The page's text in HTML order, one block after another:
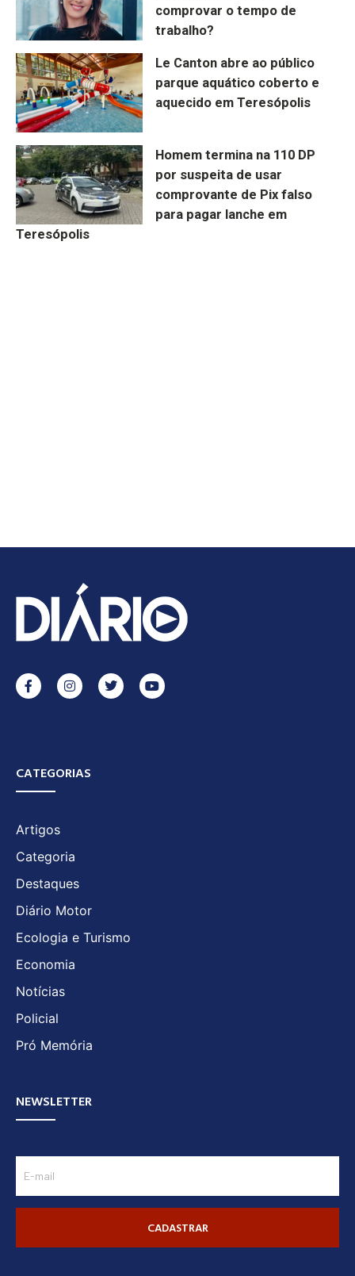
comprovar o tempo de
trabalho?
Le Canton abre ao público
parque aquático coberto e
aquecido em Teresópolis
Homem termina na 110 DP
por suspeita de usar
comprovante de Pix falso
para pagar lanche em
Teresópolis
CATEGORIAS
Artigos
Categoria
Destaques
Diário Motor
Ecologia e Turismo
Economia
Notícias
Policial
Pró Memória
NEWSLETTER
CADASTRAR